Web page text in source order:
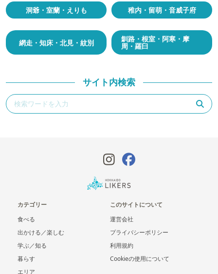
洞爺・室蘭・えりも 稚内・留萌・音威子府
網走・知床・北見・紋別 釧路・根室・阿寒・摩
周・羅臼
サイト内検索
カテゴリー
食べる
出かける／楽しむ
学ぶ／知る
暮らす
エリア
このサイトについて
運営会社
プライバシーポリシー
利用規約
Cookieの使用について